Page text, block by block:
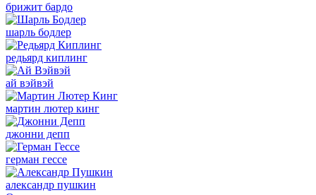
брижит бардо
шарль бодлер
редьярд киплинг
ай вэйвэй
мартин лютер кинг
джонни депп
герман гессе
александр пушкин